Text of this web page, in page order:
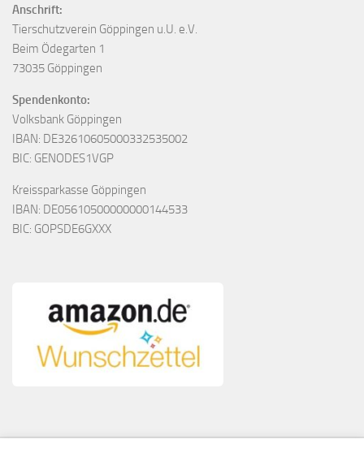
Anschrift:
Tierschutzverein Göppingen u.U. e.V.
Beim Ödegarten 1
73035 Göppingen
Spendenkonto:
Volksbank Göppingen
IBAN: DE32610605000332535002
BIC: GENODES1VGP
Kreissparkasse Göppingen
IBAN: DE05610500000000144533
BIC: GOPSDE6GXXX